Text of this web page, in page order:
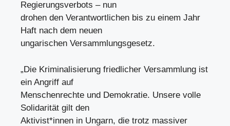
Regierungsverbots – nun
drohen den Verantwortlichen bis zu einem Jahr
Haft nach dem neuen
ungarischen Versammlungsgesetz.
„Die Kriminalisierung friedlicher Versammlung ist
ein Angriff auf
Menschenrechte und Demokratie. Unsere volle
Solidarität gilt den
Aktivist*innen in Ungarn, die trotz massiver